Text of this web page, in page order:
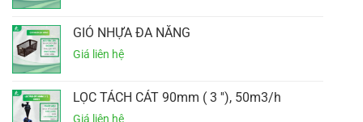
GIỎ NHỰA ĐA NĂNG
LỌC TÁCH CÁT 90mm ( 3 ''), 50m3/h